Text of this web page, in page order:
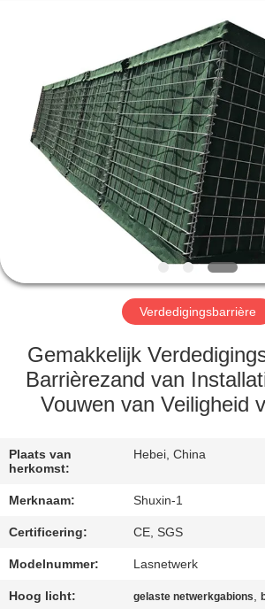
THUIS
PRODUCTEN
FABRIEKSTOCHT
NEEM
MET
ONS
NIEUWS
Verdedigingsbarrière
Gemakkelijk
Barrièrezand van
Vouwen van Veiligheid
Plaats van
herkomst:
Hebei, China
Merknaam: Shuxin-1
Certificering: CE, SGS
Modelnummer: Lasnetwerk
Hoog licht: gelaste netwerkgabions,